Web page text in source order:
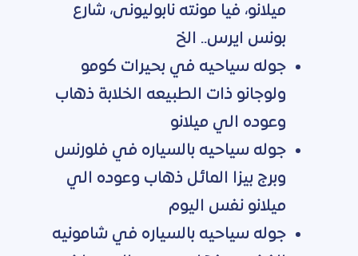
ميلانو، فيا مونته نابوليونى، شارع
بونس ايرس.. الخ
جوله سياحيه في بحيرات كومو
ولوجانو ذات الطبيعه الخلابة ذهاب
وعوده الي ميلانو
جوله سياحيه بالسياره في فلورنس
وبرج بيزا المائل ذهاب وعوده الي
ميلانو نفس اليوم
جوله سياحيه بالسياره في شامونيه